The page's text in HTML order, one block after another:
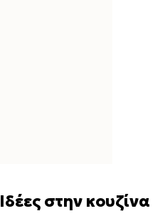
Ιδέες στην κουζίνα